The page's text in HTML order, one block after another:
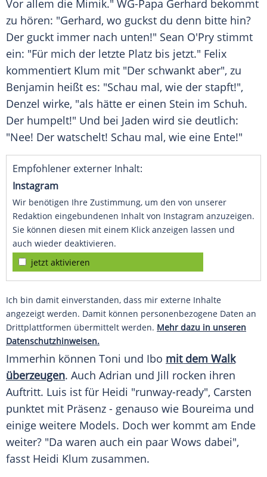
Vor allem die Mimik." WG-Papa Gerhard bekommt
zu hören: "Gerhard, wo guckst du denn bitte hin?
Der guckt immer nach unten!" Sean O'Pry stimmt
ein: "Für mich der letzte Platz bis jetzt." Felix
kommentiert Klum mit "Der schwankt aber", zu
Benjamin heißt es: "Schau mal, wie der stapft!",
Denzel wirke, "als hätte er einen Stein im Schuh.
Der humpelt!" Und bei Jaden wird sie deutlich:
"Nee! Der watschelt! Schau mal, wie eine Ente!"
Empfohlener externer Inhalt:
Instagram
Wir benötigen Ihre Zustimmung, um den von unserer
Redaktion eingebundenen Inhalt von Instagram anzuzeigen.
Sie können diesen mit einem Klick anzeigen lassen und
auch wieder deaktivieren.
jetzt aktivieren
Ich bin damit einverstanden, dass mir externe Inhalte
angezeigt werden. Damit können personenbezogene Daten an
Drittplattformen übermittelt werden. Mehr dazu in unseren
Datenschutzhinweisen.
Immerhin können Toni und Ibo mit dem Walk
überzeugen. Auch Adrian und Jill rocken ihren
Auftritt. Luis ist für Heidi "runway-ready", Carsten
punktet mit Präsenz - genauso wie Boureima und
einige weitere Models. Doch wer kommt am Ende
weiter? "Da waren auch ein paar Wows dabei",
fasst Heidi Klum zusammen.